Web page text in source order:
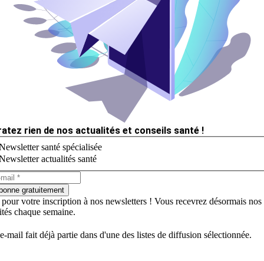
rien de nos actualités et conseils santé !
santé spécialisée
actualités santé
gratuitement
votre inscription à nos newsletters ! Vous recevrez désormais nos
chaque semaine.
mail fait déjà partie dans d'une des listes de diffusion sélectionnée.